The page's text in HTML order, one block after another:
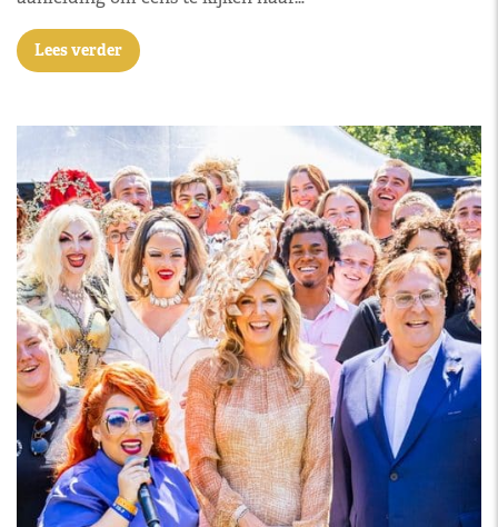
Lees verder